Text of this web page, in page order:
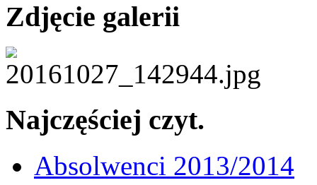
Zdjęcie galerii
Najczęściej czyt.
Absolwenci 2013/2014